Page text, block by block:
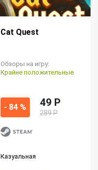
Cat Quest
Обзоры на игру:
Крайне положительные
- 84 % 49 P
289 Р
Казуальная